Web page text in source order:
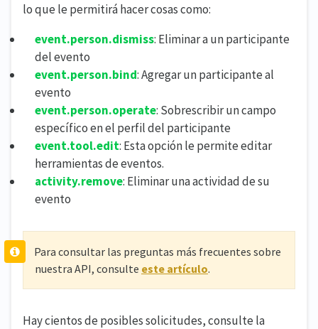
lo que le permitirá hacer cosas como:
event.person.dismiss: Eliminar a un participante
del evento
event.person.bind: Agregar un participante al
evento
event.person.operate: Sobrescribir un campo
específico en el perfil del participante
event.tool.edit: Esta opción le permite editar
herramientas de eventos.
activity.remove: Eliminar una actividad de su
evento
Para consultar las preguntas más frecuentes sobre
nuestra API, consulte este artículo.
Hay cientos de posibles solicitudes, consulte la